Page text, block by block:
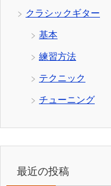
クラシックギター
基本
練習方法
テクニック
チューニング
最近の投稿